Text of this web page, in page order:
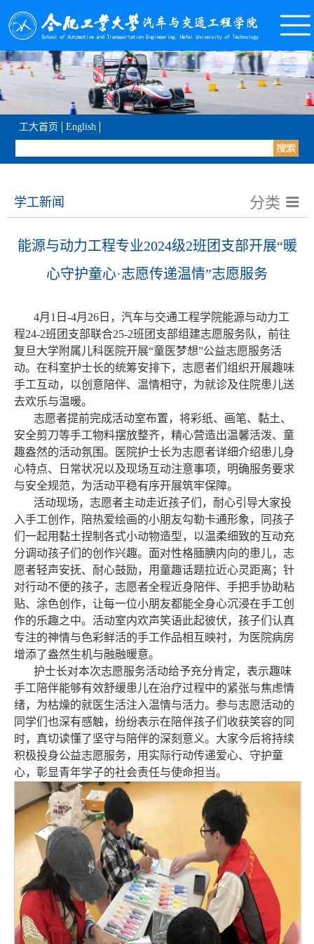
工大首页 English
学工新闻 分类
能源与动力工程专业2024级2班团支部开展“暖
心守护童心·志愿传递温情”志愿服务
4月1日-4月26日，汽车与交通工程学院能源与动力工
程24-2班团支部联合25-2班团支部组建志愿服务队，前往
复旦大学附属儿科医院开展“童医梦想”公益志愿服务活
动。在科室护士长的统筹安排下，志愿者们组织开展趣味
手工互动，以创意陪伴、温情相守，为就诊及住院患儿送
去欢乐与温暖。
志愿者提前完成活动室布置，将彩纸、画笔、黏土、
安全剪刀等手工物料摆放整齐，精心营造出温馨活泼、童
趣盎然的活动氛围。医院护士长为志愿者详细介绍患儿身
心特点、日常状况以及现场互动注意事项，明确服务要求
与安全规范，为活动平稳有序开展筑牢保障。
活动现场，志愿者主动走近孩子们，耐心引导大家投
入手工创作，陪热爱绘画的小朋友勾勒卡通形象，同孩子
们一起用黏土捏制各式小动物造型，以温柔细致的互动充
分调动孩子们的创作兴趣。面对性格腼腆内向的患儿，志
愿者轻声安抚、耐心鼓励，用童趣话题拉近心灵距离；针
对行动不便的孩子，志愿者全程近身陪伴、手把手协助粘
贴、涂色创作，让每一位小朋友都能全身心沉浸在手工创
作的乐趣之中。活动室内欢声笑语此起彼伏，孩子们认真
专注的神情与色彩鲜活的手工作品相互映衬，为医院病房
增添了盎然生机与融融暖意。
护士长对本次志愿服务活动给予充分肯定，表示趣味
手工陪伴能够有效舒缓患儿在治疗过程中的紧张与焦虑情
绪，为枯燥的就医生活注入温情与活力。参与志愿活动的
同学们也深有感触，纷纷表示在陪伴孩子们收获笑容的同
时，真切读懂了坚守与陪伴的深刻意义。大家今后将持续
积极投身公益志愿服务，用实际行动传递爱心、守护童
心，彰显青年学子的社会责任与使命担当。